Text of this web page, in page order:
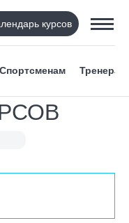
курсов
Спортсменам Тренерам